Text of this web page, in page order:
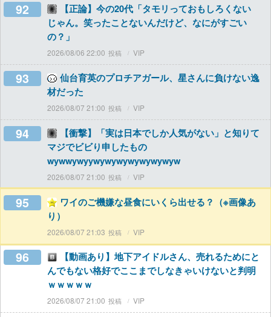
92
【正論】今の20代「タモリっておもしろくない
じゃん。笑ったことないんだけど、なにがすごい
の？」
2026/08/06 22:00 VIP
93
仙台育英のプロチアガール、星さんに負けない逸
材だった
2026/08/07 21:00 VIP
94
【衝撃】「実は日本でしか人気がない」と知りて
マジでビビり申したもの
wywwywyywywywywywywywyw
2026/08/07 21:00 VIP
95
ワイのご機嫌な昼食にいくら出せる？（※画像あ
り）
2026/08/07 21:03 VIP
96
【動画あり】地下アイドルさん、売れるためにと
んでもない格好でここまでしなきゃいけないと判明
ｗｗｗｗｗ
2026/08/07 21:00 VIP